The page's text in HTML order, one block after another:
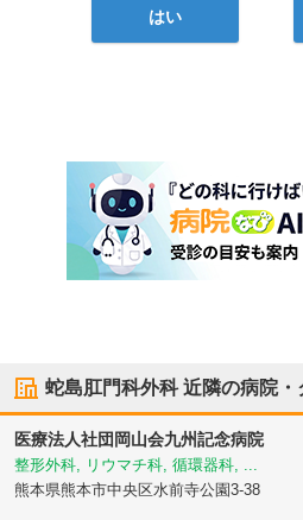
はい
蛇島肛門科外科近隣の病院・
医療法人社団岡山会九州記念病院
整形外科, リウマチ科, 循環器科, ...
熊本県熊本市中央区水前寺公園3-38